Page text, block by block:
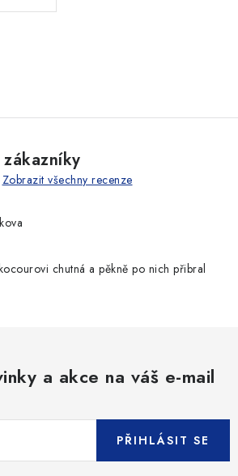
Zobrazit všechny recenze
chutná a pěkně po nich přibral
a akce na váš e-mail
PŘIHLÁSIT SE